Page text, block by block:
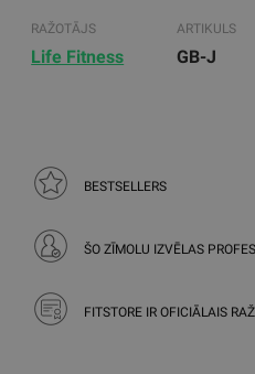
RAŽOTĀJS
Life Fitness
ARTIKULS
GB-J
BESTSELLERS
ŠO ZĪMOLU IZVĒLAS
FITSTORE IR OFICIĀLAIS